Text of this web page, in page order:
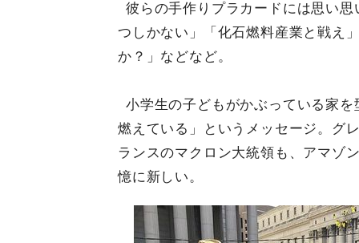
彼らの手作りプラカードには思い
つしかない」「化石燃料産業と戦え
か？」などなど。
小学生の子どもがかぶっている家
燃えている」というメッセージ。グ
ランスのマクロン大統領も、アマゾ
憶に新しい。